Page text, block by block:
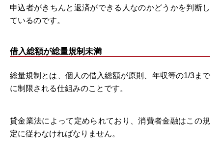
申込者がきちんと返済ができる人なのかどうかを判断し
ているのです。
借入総額が総量規制未満
総量規制とは、個人の借入総額が原則、年収等の1/3まで
に制限される仕組みのことです。
貸金業法によって定められており、消費者金融はこの規
定に従わなければなりません。